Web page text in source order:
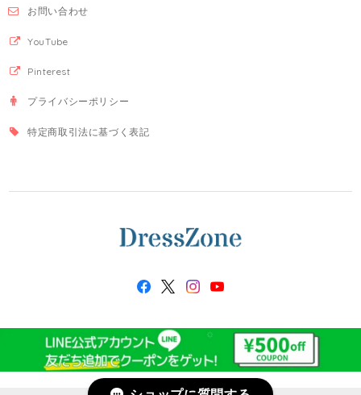
お問い合わせ
YouTube
Pinterest
プライバシーポリシー
特定商取引法に基づく表記